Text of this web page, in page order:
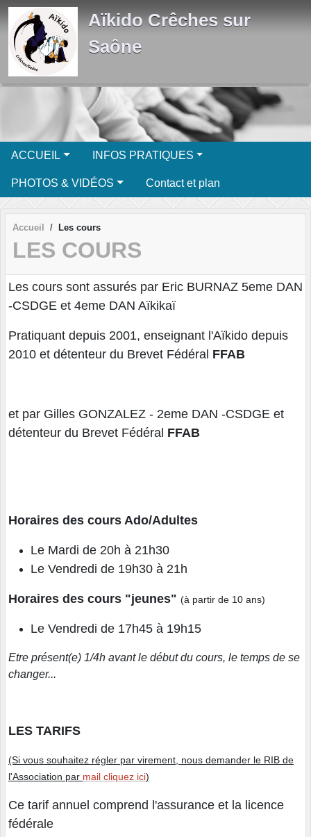
Aïkido Crêches sur
Saône
ACCUEIL INFOS PRATIQUES
PHOTOS & VIDÉOS Contact et plan
Accueil Les cours
LES COURS
Les cours sont assurés par Eric BURNAZ 5eme DAN
-CSDGE et 4eme DAN Aïkikaï
Pratiquant depuis 2001, enseignant l'Aïkido depuis
2010 et détenteur du Brevet Fédéral FFAB
et par Gilles GONZALEZ - 2eme DAN -CSDGE et
détenteur du Brevet Fédéral FFAB
Horaires des cours Ado/Adultes
Le Mardi de 20h à 21h30
Le Vendredi de 19h30 à 21h
Horaires des cours "jeunes" (à partir de 10 ans)
Le Vendredi de 17h45 à 19h15
Etre présent(e) 1/4h avant le début du cours, le temps de se
changer...
LES TARIFS
(Si vous souhaitez régler par virement, nous demander le RIB de
l'Association par mail cliquez ici)
Ce tarif annuel comprend l'assurance et la licence
fédérale
Panneau de gestion des cookies